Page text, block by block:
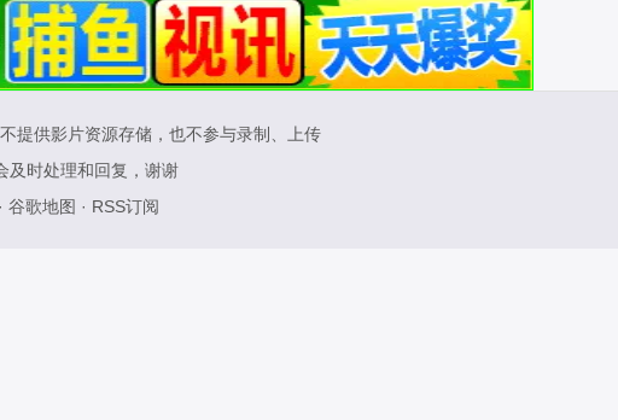
提供影片资源存储，也不参与录制、上传
及时处理和回复，谢谢
· 谷歌地图 · RSS订阅